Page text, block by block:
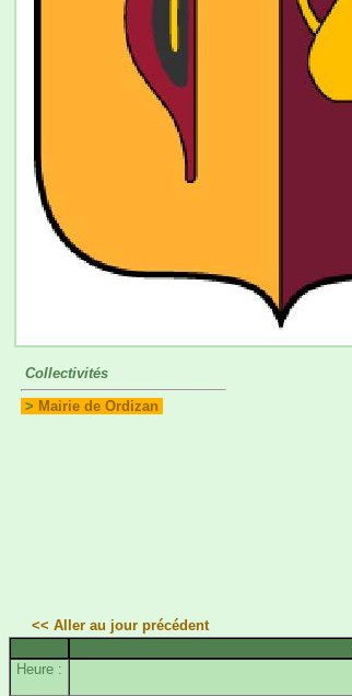
Collectivités
> Mairie de Ordizan
<< Aller au jour précédent
Heure :